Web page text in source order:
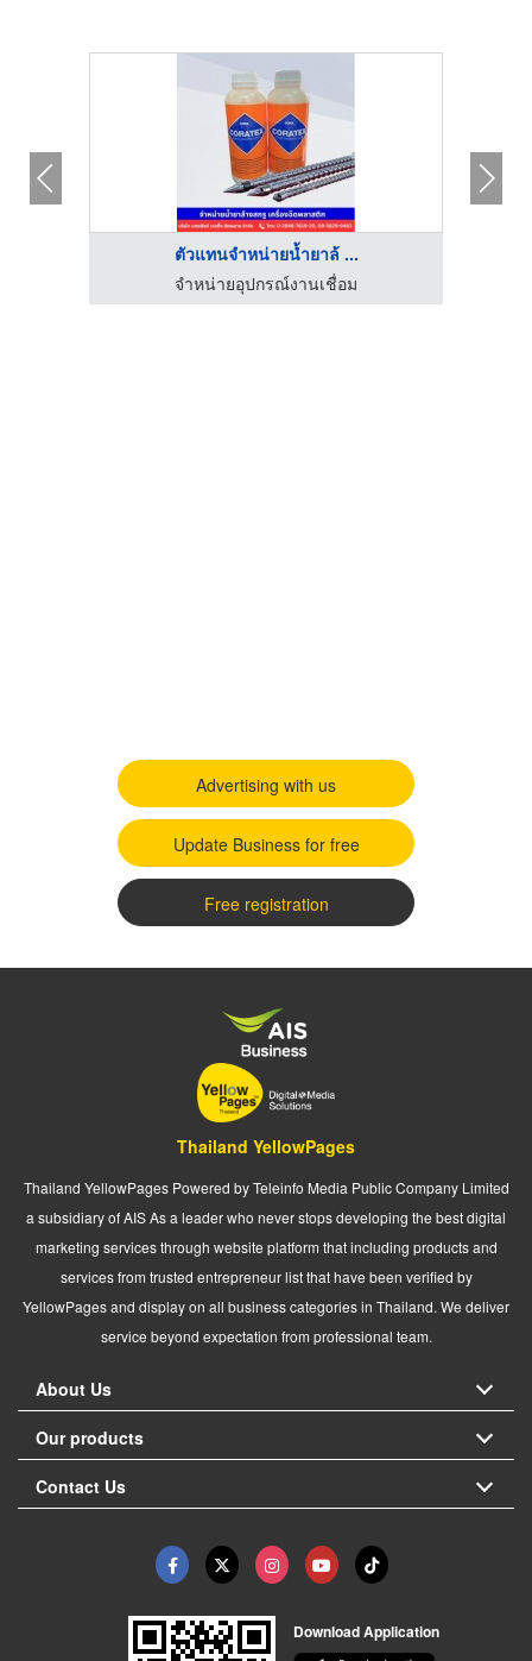
ตัวแทนจำหน่ายน้ำยาล้ ...
จำหน่ายอุปกรณ์งานเชื่อม
Advertising with us
Update Business for free
Free registration
Thailand YellowPages
Thailand YellowPages Powered by Teleinfo Media Public Company Limited
a subsidiary of AIS As a leader who never stops developing the best digital
marketing services through website platform that including products and
services from trusted entrepreneur list that have been verified by
YellowPages and display on all business categories in Thailand. We deliver
service beyond expectation from professional team.
About Us
Our products
Contact Us
Download Application